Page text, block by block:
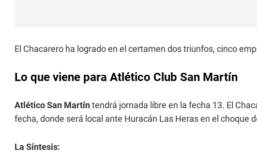
El Chacarero ha logrado en el certamen dos triunfos, cinco
Lo que viene para Atlético Club San Martín
Atlético San Martíntendrá jornada libre en la fecha 13. El
fecha, donde será local ante Huracán Las Heras en el choque
La Síntesis: